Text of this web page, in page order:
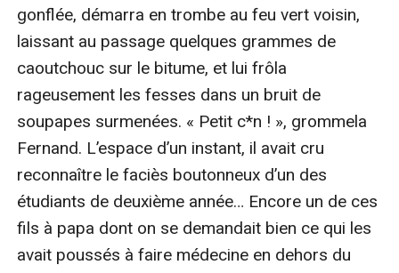
Meurtre pour de bonnes raisons », prix Littré 2010.
Olivier Kourilsky est membre de la Société des gens de
lettres et de la Société des auteurs de Normandie.
gonflée, démarra en trombe au feu vert voisin,
laissant au passage quelques grammes de
caoutchouc sur le bitume, et lui frôla
rageusement les fesses dans un bruit de
soupapes surmenées. « Petit c*n ! », grommela
Fernand. L’espace d’un instant, il avait cru
reconnaître le faciès boutonneux d’un des
étudiants de deuxième année… Encore un de ces
fils à papa dont on se demandait bien ce qui les
avait poussés à faire médecine en dehors du